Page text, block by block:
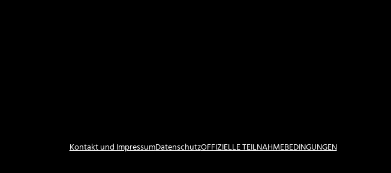
Kontakt und ImpressumDatenschutzOFFIZIELLE TEILNAHMEBEDINGUNGEN